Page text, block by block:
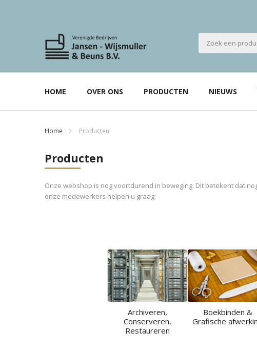
HOME OVER ONS PRODUCTEN NIEUWS
Home Producten
Producten
Onze webshop is nog voortdurend in beweging. Dit betekent dat
onze medewerkers helpen u graag.
Archiveren,
Conserveren,
Restaureren
Boekbinden &
Grafische